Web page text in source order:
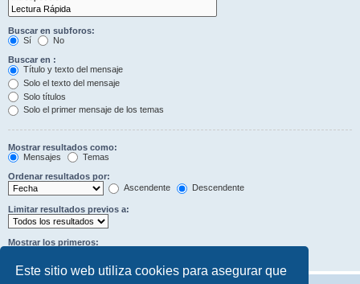
Este sitio web utiliza cookies para asegurar que
Buscar en subforos:
Sí
No
Buscar en :
Título y texto del mensaje
Solo el texto del mensaje
Solo títulos
Solo el primer mensaje de los temas
Mostrar resultados como:
Mensajes
Temas
Ordenar resultados por:
Ascendente
Descendente
Limitar resultados previos a:
Mostrar los primeros: